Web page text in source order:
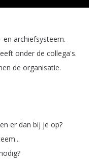
en archiefsysteem.
onder de collega's.
de organisatie.
er dan bij je op?
...
?